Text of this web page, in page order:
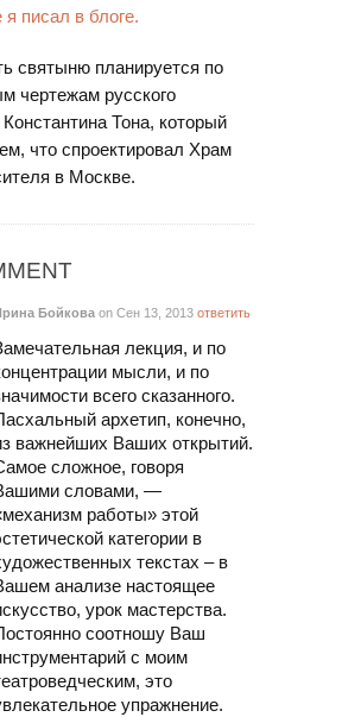
я писал в блоге.
святыню планируется по
чертежам русского
Константина Тона, который
что спроектировал Храм
в Москве.
Бойкова on Сен 13, 2013 ответить
лекция, и по
мысли, и по
всего сказанного.
архетип, конечно,
важнейших Ваших открытий.
сложное, говоря
словами, —
работы» этой
категории в
текстах – в
анализе настоящее
урок мастерства.
соотношу Ваш
с моим
это
упражнение.